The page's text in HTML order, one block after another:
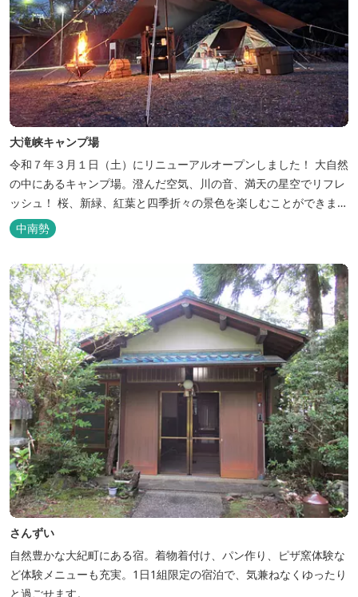
大滝峡キャンプ場
令和７年３月１日（土）にリニューアルオープンしました！ 大自然
の中にあるキャンプ場。澄んだ空気、川の音、満天の星空でリフレ
ッシュ！ 桜、新緑、紅葉と四季折々の景色を楽しむことができま
す。 紀勢自動車道「大宮大台Ic」から車で約10分と好アクセス！
今年の営業は１２月１４日（日）までです！来年は３月１日（日）
からの営業となりますのでよろしくお願いします！ ソロサイト・オ
ートテント...
中南勢
さんずい
自然豊かな大紀町にある宿。着物着付け、パン作り、ピザ窯体験な
ど体験メニューも充実。1日1組限定の宿泊で、気兼ねなくゆったり
と過ごせます。